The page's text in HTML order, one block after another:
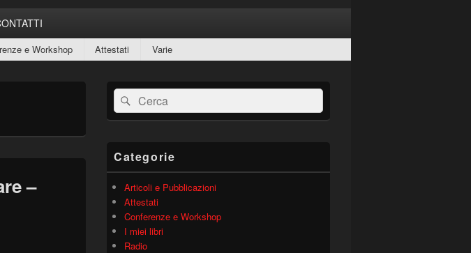
e Workshop Attestati Varie
–
Area
widget
barra
laterale
Cerca:Cerca
Categorie
Articoli e Pubblicazioni
Attestati
Conferenze e Workshop
I miei libri
Radio